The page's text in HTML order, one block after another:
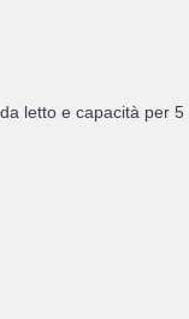
letto e capacità per 5